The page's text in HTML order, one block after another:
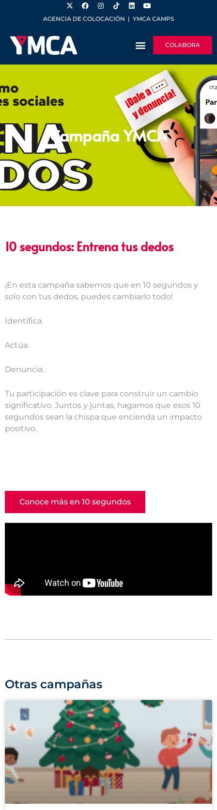
AGENCIA DE COLOCACIÓN | YMCA CAMPS
COLABORA
Campaña YMCA
10 segundos: Entrena tus dedos
¡En esta campaña sabemos que en 10 segundos y
solo con tus dedos, puedes cambiarlo todo!
Identifica.
Actúa.
Denuncia.
Tu participación es clave para construir un cambio
significativo. Juntos y juntas, hagamos que esos 10
segundos sean la chispa que encienda un impacto
positivo.
Conoce más en 10 segundos
Otras campañas